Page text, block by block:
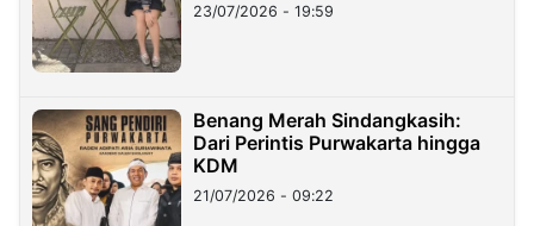
23/07/2026 - 19:59
Benang Merah Sindangkasih:
Dari Perintis Purwakarta hingga
KDM
21/07/2026 - 09:22